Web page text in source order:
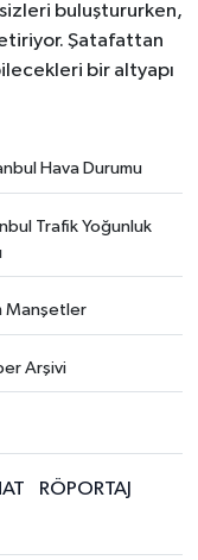
buluştururken,
Şatafattan
bir altyapı
Hava Durumu
Trafik Yoğunluk
Manşetler
Arşivi
RÖPORTAJ